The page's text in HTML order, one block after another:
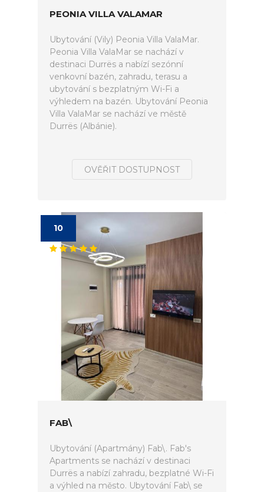
PEONIA VILLA VALAMAR
Ubytování (Vily) Peonia Villa ValaMar.
Peonia Villa ValaMar se nachází v
destinaci Durrës a nabízí sezónní
venkovní bazén, zahradu, terasu a
ubytování s bezplatným Wi-Fi a
výhledem na bazén. Ubytování Peonia
Villa ValaMar se nachází ve městě
Durrës (Albánie).
OVĚŘIT DOSTUPNOST
10
FAB\
Ubytování (Apartmány) Fab\. Fab's
Apartments se nachází v destinaci
Durrës a nabízí zahradu, bezplatné Wi-Fi
a výhled na město. Ubytování Fab\ se